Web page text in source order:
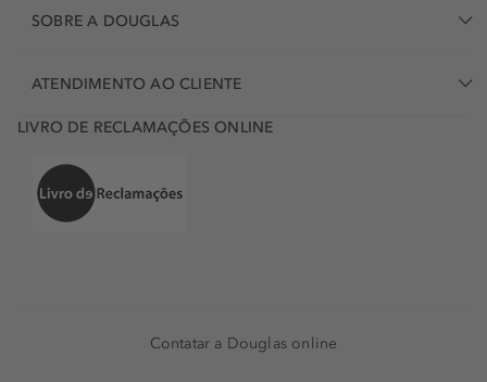
SOBRE A DOUGLAS
ATENDIMENTO AO CLIENTE
LIVRO DE RECLAMAÇÕES ONLINE
Contatar a Douglas online